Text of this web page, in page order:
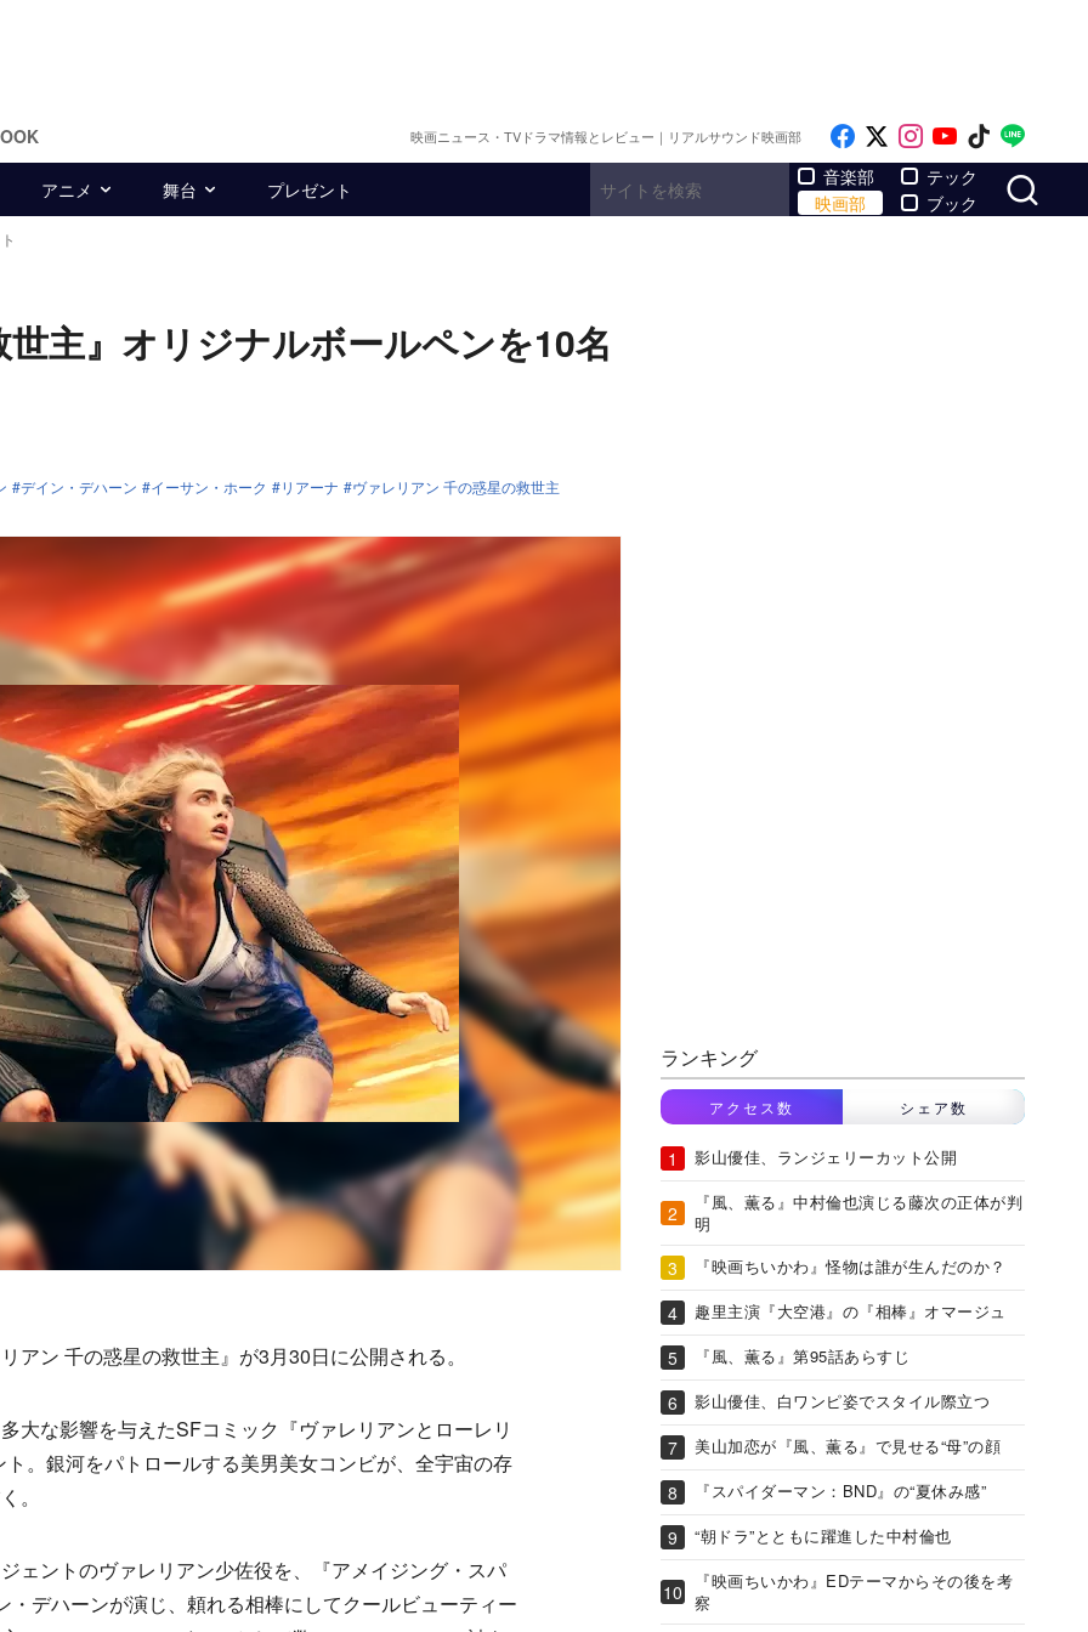
映画ニュース・TVドラマ情報とレビュー｜リアルサウンド映画部 Like on Facebook
Follow on x
Follow on
Follow on
Follow
アニメ 舞台 プレゼント
音楽部
映画部
テック
ブック
主』オリジナルボールペンを10名
デイン・デハーン イーサン・ホーク リアーナ ヴァレリアン 千の惑星の救世主
ン 千の惑星の救世主』が3月30日に公開される。
な影響を与えたSFコミック『ヴァレリアンとローレリ
。銀河をパトロールする美男美女コンビが、全宇宙の存
。
ントのヴァレリアン少佐役を、『アメイジング・スパ
デハーンが演じ、頼れる相棒にしてクールビューティー
ランキング
アクセス数 シェア数
影山優佳、ランジェリーカット公開
『風、薫る』中村倫也演じる藤次の正体が判
明
『映画ちいかわ』怪物は誰が生んだのか？
趣里主演『大空港』の『相棒』オマージュ
『風、薫る』第95話あらすじ
影山優佳、白ワンピ姿でスタイル際立つ
美山加恋が『風、薫る』で見せる“母”の顔
『スパイダーマン：BND』の“夏休み感”
“朝ドラ”とともに躍進した中村倫也
『映画ちいかわ』EDテーマからその後を考
察